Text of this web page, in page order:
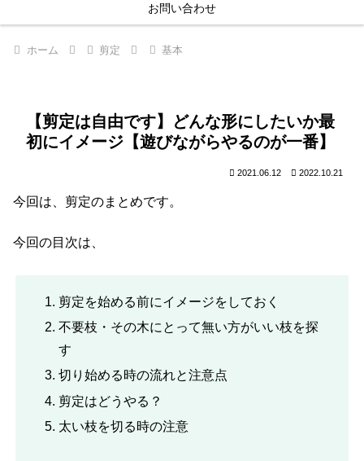
お問い合わせ
ホーム 剪定 基本
【剪定は自由です】どんな形にしたいか最
初にイメージ【遊びながらやるのが一番】
2021.06.12 2022.10.21
今回は、剪定のまとめです。
今回の目次は、
剪定を始める前にイメージをしておく
不要枝・その木にとって無い方がいい枝を探
す
切り始める時の流れと注意点
剪定はどうやる？
太い枝を切る時の注意